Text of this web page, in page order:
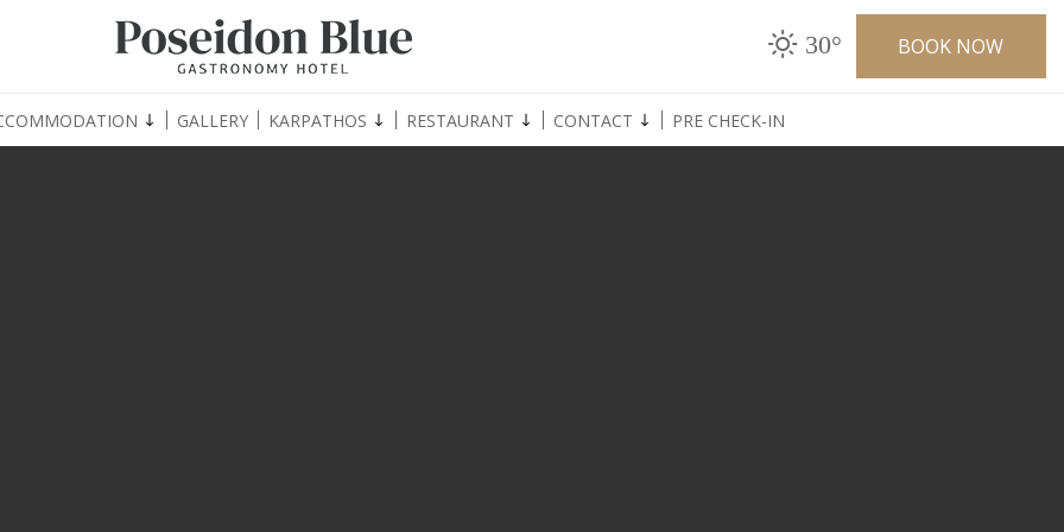
30° BOOK NOW
GALLERY KARPATHOS RESTAURANT CONTACT PRE CHECK-IN